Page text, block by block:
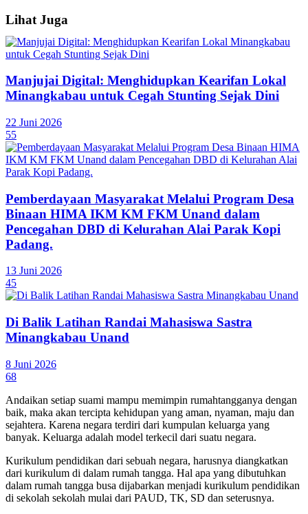
Lihat Juga
Manjujai Digital: Menghidupkan Kearifan Lokal
Minangkabau untuk Cegah Stunting Sejak Dini
22 Juni 2026
55
Pemberdayaan Masyarakat Melalui Program Desa
Binaan HIMA IKM KM FKM Unand dalam
Pencegahan DBD di Kelurahan Alai Parak Kopi
Padang.
13 Juni 2026
45
Di Balik Latihan Randai Mahasiswa Sastra
Minangkabau Unand
8 Juni 2026
68
Andaikan setiap suami mampu memimpin rumahtangganya dengan
baik, maka akan tercipta kehidupan yang aman, nyaman, maju dan
sejahtera. Karena negara terdiri dari kumpulan keluarga yang
banyak. Keluarga adalah model terkecil dari suatu negara.
Kurikulum pendidikan dari sebuah negara, harusnya diangkatkan
dari kurikulum di dalam rumah tangga. Hal apa yang dibutuhkan
dalam rumah tangga busa dijabarkan menjadi kurikulum pendidikan
di sekolah sekolah mulai dari PAUD, TK, SD dan seterusnya.